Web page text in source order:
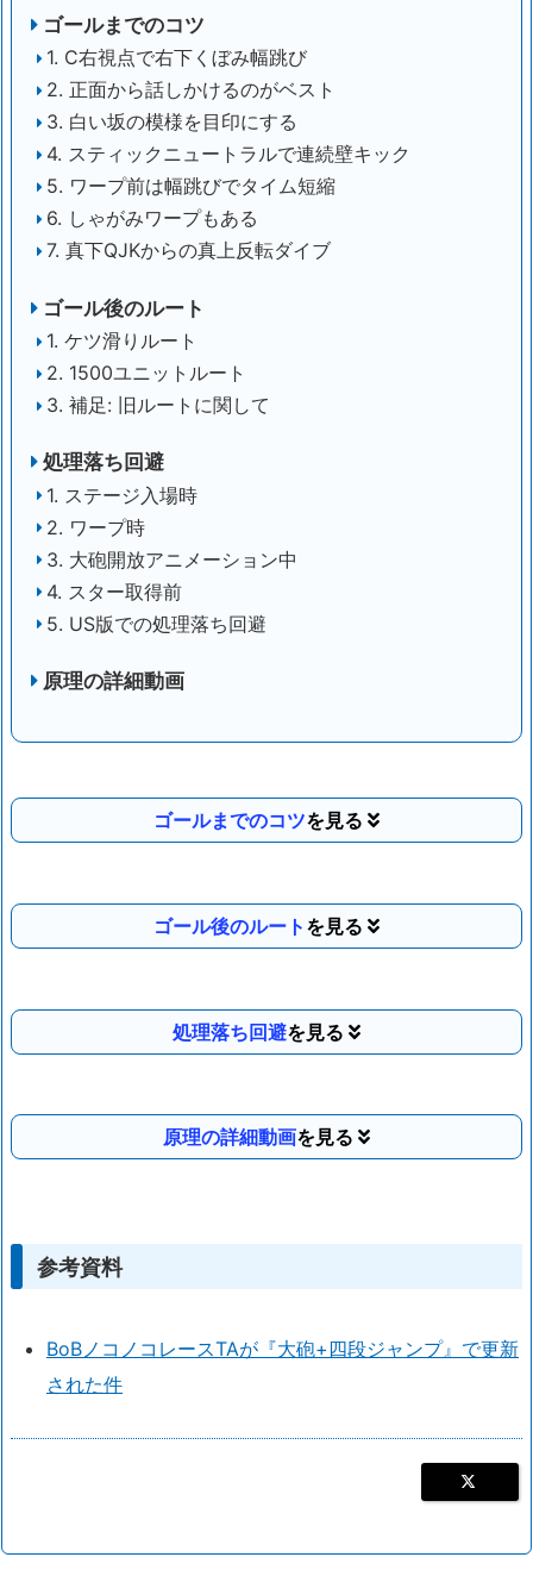
ゴールまでのコツ
1. C右視点で右下くぼみ幅跳び
2. 正面から話しかけるのがベスト
3. 白い坂の模様を目印にする
4. スティックニュートラルで連続壁キック
5. ワープ前は幅跳びでタイム短縮
6. しゃがみワープもある
7. 真下QJKからの真上反転ダイブ
ゴール後のルート
1. ケツ滑りルート
2. 1500ユニットルート
3. 補足: 旧ルートに関して
処理落ち回避
1. ステージ入場時
2. ワープ時
3. 大砲開放アニメーション中
4. スター取得前
5. US版での処理落ち回避
原理の詳細動画
ゴールまでのコツ
ゴール後のルート
処理落ち回避
原理の詳細動画
参考資料
BoBノコノコレースTAが『大砲+四段ジャンプ』で更新
された件